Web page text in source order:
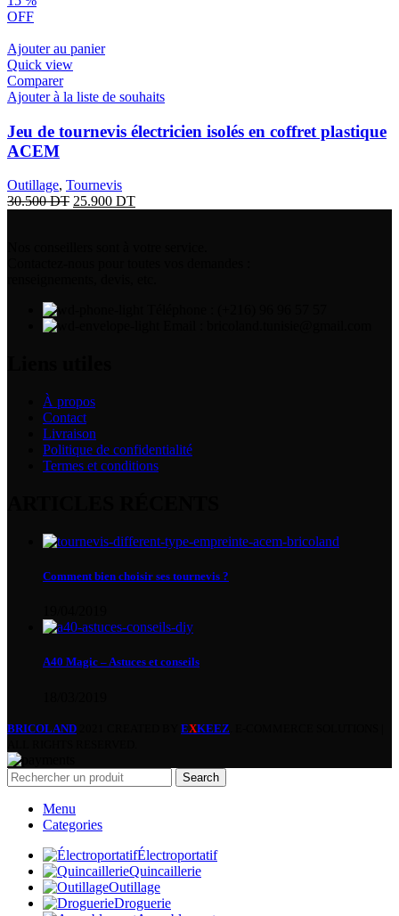
OFF
Ajouter au panier
Quick view
Comparer
Ajouter à la liste de souhaits
Jeu de tournevis électricien isolés en coffret plastique
ACEM
Outillage, Tournevis
30.500DT 25.900 DT
À propos
Contact
Livraison
Politique de confidentialité
Termes et conditions
Comment bien choisir ses tournevis ?
A40 Magic – Astuces et conseils
BRICOLAND EXKEEZ
Search
Menu
Categories
Électroportatif
Quincaillerie
Outillage
Droguerie